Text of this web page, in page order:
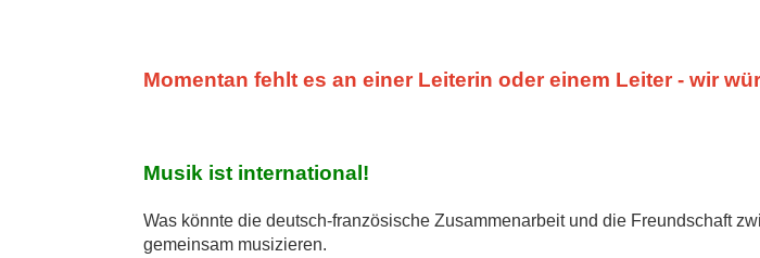
Momentan fehlt es an einer Leiterin oder einem Leiter - wir
Musik ist international!
Was könnte die deutsch-französische Zusammenarbeit und die Freundschaft
gemeinsam musizieren.